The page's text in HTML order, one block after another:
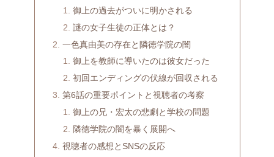
御上の過去がついに明かされる
謎の女子生徒の正体とは？
一色真由美の存在と隣徳学院の闇
御上を教師に導いたのは彼女だった
初回エンディングの伏線が回収される
第6話の重要ポイントと視聴者の考察
御上の兄・宏太の悲劇と学校の問題
隣徳学院の闇を暴く展開へ
視聴者の感想とSNSの反応